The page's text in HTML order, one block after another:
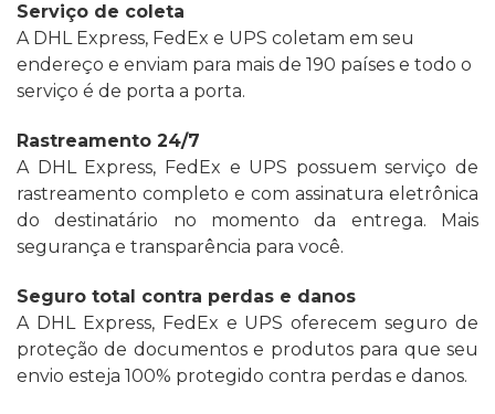
Serviço de coleta
A DHL Express, FedEx e UPS coletam em seu
endereço e enviam para mais de 190 países e todo o
serviço é de porta a porta.
Rastreamento 24/7
A DHL Express, FedEx e UPS possuem serviço de
rastreamento completo e com assinatura eletrônica
do destinatário no momento da entrega. Mais
segurança e transparência para você.
Seguro total contra perdas e danos
A DHL Express, FedEx e UPS oferecem seguro de
proteção de documentos e produtos para que seu
envio esteja 100% protegido contra perdas e danos.